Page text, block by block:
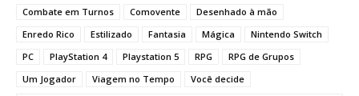
Combate em Turnos
Comovente
Desenhado à mão
Enredo Rico
Estilizado Fantasia Mágica
Nintendo Switch
PC
PlayStation 4 Playstation 5 RPG
RPG de Grupos
Um Jogador
Viagem no Tempo Você decide